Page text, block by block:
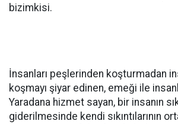
bizimkisi.
İnsanları peşlerinden koşturmadan
koşmayı şiyar edinen, emeği ile
Yaradana hizmet sayan, bir insanın
giderilmesinde kendi sıkıntılarının